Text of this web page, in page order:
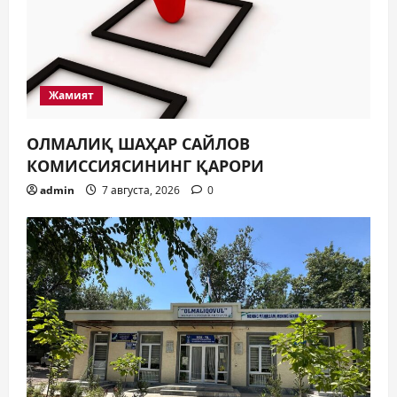
Жамият
ОЛМАЛИҚ ШАҲАР САЙЛОВ
КОМИССИЯСИНИНГ ҚАРОРИ
admin 7 августа, 2026 0